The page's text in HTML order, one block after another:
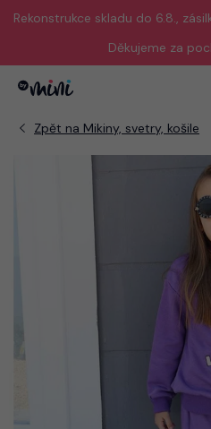
Rekonstrukce skladu do 6.8.,
Děkujeme za